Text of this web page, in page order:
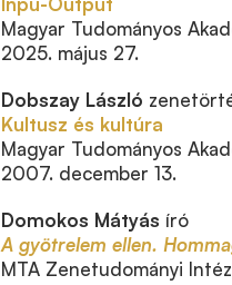
Magyar Tudományos
2025. május 27.
Dobszay László
Kultusz és kultúra
Magyar Tudományos
2007. december 13.
Domokos Mátyás író
A gyötrelem ellen.
MTA Zenetudományi